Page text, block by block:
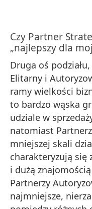
Czy Partner
„najlepszy dla
Druga oś
Elitarny i
ramy wielkości
to bardzo wąska
udziale w
natomiast
mniejszej skali
charakteryzują się
i dużą
Partnerzy
najmniejsze,